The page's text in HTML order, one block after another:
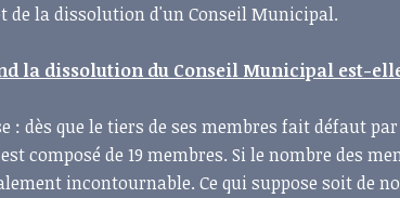
de la dissolution d'un Conseil Municipal.
la dissolution du Conseil Municipal est-
: dès que le tiers de ses membres fait défaut
composé de 19 membres. Si le nombre des
incontournable. Ce qui suppose soit de